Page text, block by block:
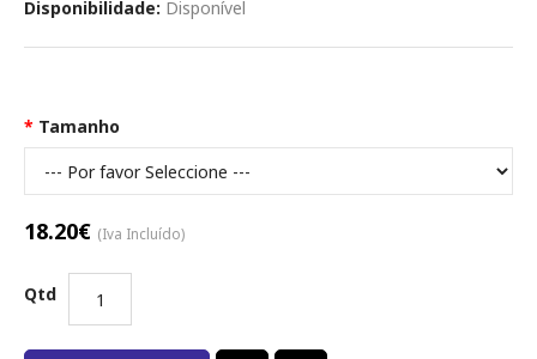
Disponibilidade: Disponível
Tamanho
18.20€ (Iva Incluído)
Qtd